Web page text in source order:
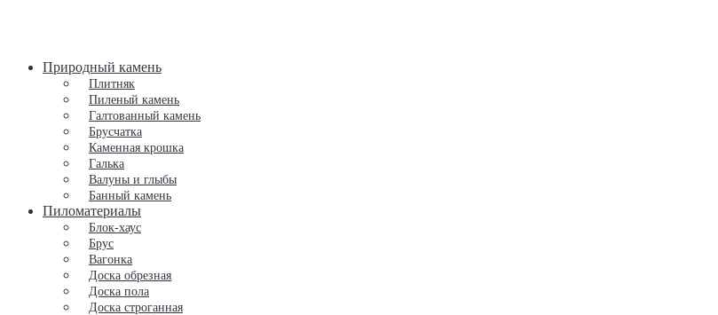
Природный камень
Плитняк
Пиленый камень
Галтованный камень
Брусчатка
Каменная крошка
Галька
Валуны и глыбы
Банный камень
Пиломатериалы
Блок-хаус
Брус
Вагонка
Доска обрезная
Доска пола
Доска строганная